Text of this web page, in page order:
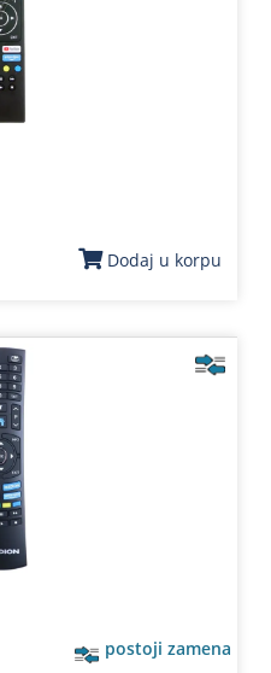
Dodaj u korpu
postoji zamena